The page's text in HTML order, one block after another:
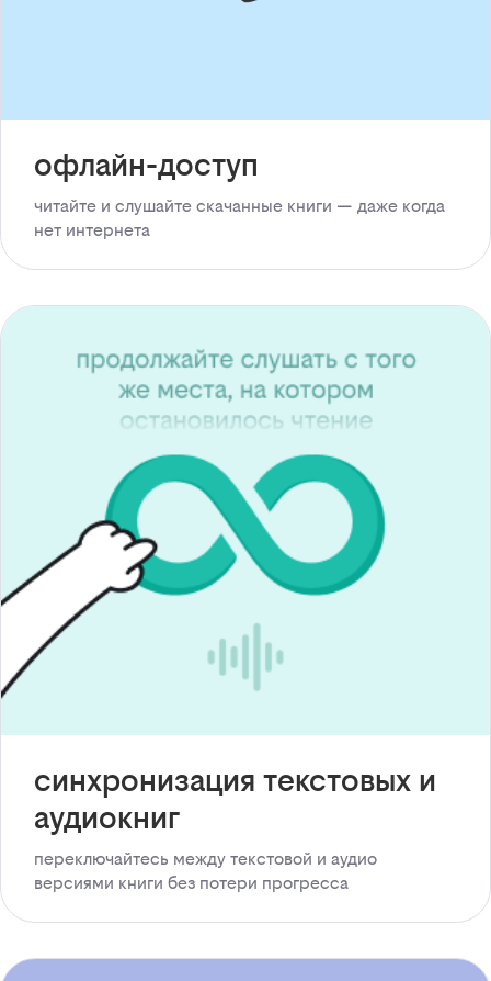
офлайн-доступ
читайте и слушайте скачанные книги — даже когда
нет интернета
синхронизация текстовых и
аудиокниг
переключайтесь между текстовой и аудио
версиями книги без потери прогресса